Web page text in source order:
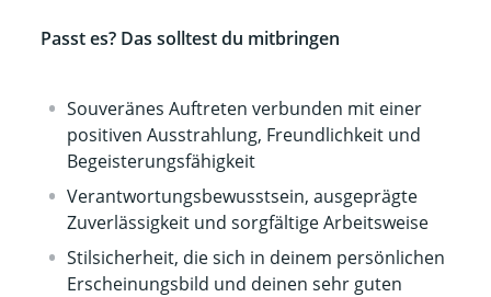
Passt es? Das solltest du mitbringen
Souveränes Auftreten verbunden mit einer
positiven Ausstrahlung, Freundlichkeit und
Begeisterungsfähigkeit
Verantwortungsbewusstsein, ausgeprägte
Zuverlässigkeit und sorgfältige Arbeitsweise
Stilsicherheit, die sich in deinem persönlichen
Erscheinungsbild und deinen sehr guten